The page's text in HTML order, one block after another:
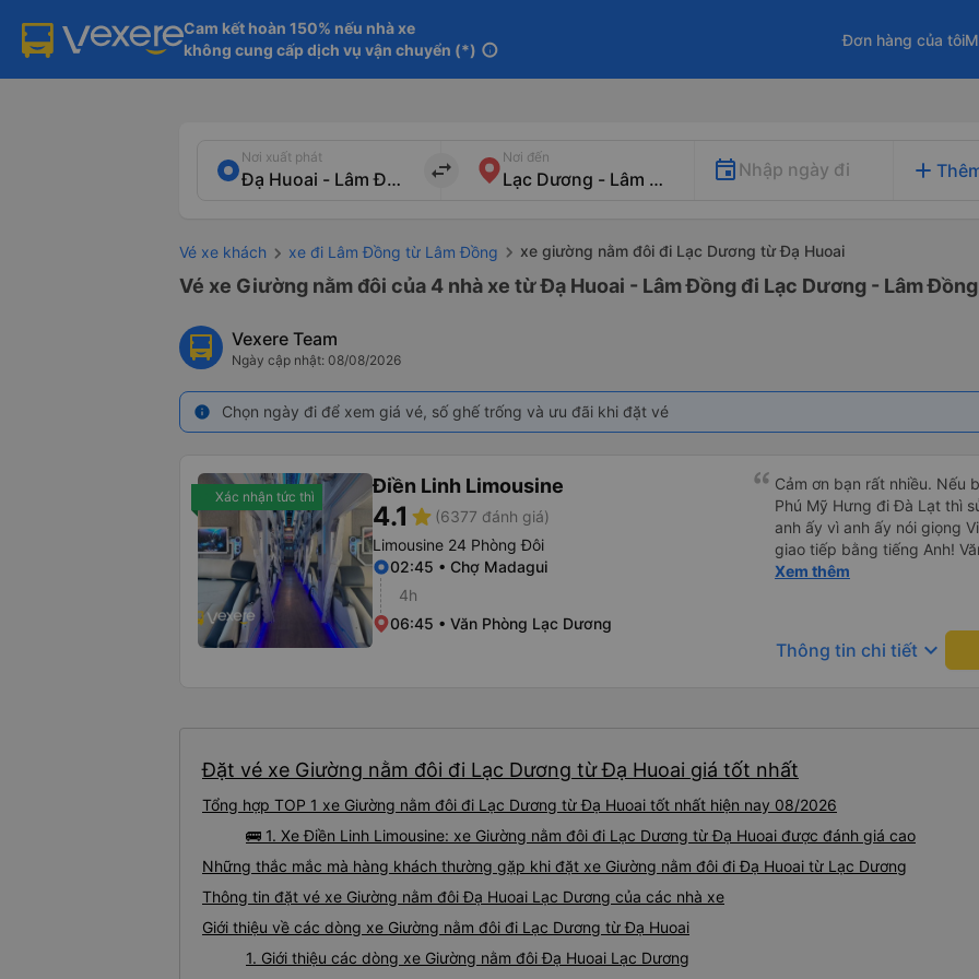
Cam kết hoàn 150% nếu nhà xe
không cung cấp dịch vụ vận chuyển (*) info
Đơn hàng của tôi
Nơi xuất phát
import_export
Nơi đến
Nhập ngày đi add
Vé xe khách xe đi Lâm Đồng từ Lâm Đồng xe giường nằm đôi đi Lạc Dương từ Đạ Huoai
Vé xe Giường nằm đôi của 4 nhà xe từ Đạ Huoai - Lâm Đồng đi Lạc Dương - Lâm Đồng
Vexere Team
Ngày cập nhật: 08/08/2026
info Chọn ngày đi để xem giá vé, số ghế trống và ưu đãi khi đặt vé
Xác nhận tức thì Điền Linh Limousine
4.1 star (6377 đánh giá)
Limousine 24 Phòng Đôi
02:45 • Chợ Madagui
4h
06:45 • Văn Phòng Lạc Dương
Cảm ơn bạn rất nhiều. Nếu
Phú Mỹ Hưng đi Đà Lạt thì
anh ấy vì anh ấy nói giọng
giao tiếp bằng tiếng Anh!
trước khi lên xe, và mặc dù
hẹn. Vì bạn đang ở trên xe
họ, dù tài xế hoặc người
động, tài xế đưa đón cũng
sự đánh giá cao mọi thứ.
được một chút tiếng Anh.
bắt xe buýt. Tôi chỉ đợi ở
tâm. Chỉ vài phút sau, tôi
Xem thêm
Thông tin chi tiết keyboard_arrow_down
Đặt vé xe Giường nằm đôi đi Lạc Dương từ Đạ Huoai giá tốt nhất
Tổng hợp TOP 1 xe Giường nằm đôi đi Lạc Dương từ Đạ Huoai tốt nhất hiện nay 08/2026
🚌 1. Xe Điền Linh Limousine: xe Giường nằm đôi đi Lạc Dương từ Đạ Huoai được đánh giá cao
Những thắc mắc mà hàng khách thường gặp khi đặt xe Giường nằm đôi đi Đạ Huoai từ Lạc Dương
Thông tin đặt vé xe Giường nằm đôi Đạ Huoai Lạc Dương của các nhà xe
Giới thiệu về các dòng xe Giường nằm đôi đi Lạc Dương từ Đạ Huoai
1. Giới thiệu các dòng xe Giường nằm đôi Đạ Huoai Lạc Dương